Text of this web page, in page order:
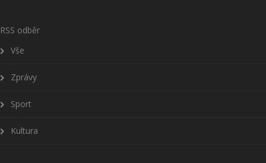
RSS odběr
Vše
Zprávy
Sport
Kultura